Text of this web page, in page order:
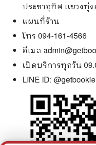
ประชาอุทิศ แขวงทุ่
แผนที่ร้าน
โทร 094-161-4566
อีเมล
เปิดบริการทุกวัน
LINE ID: @getbookie